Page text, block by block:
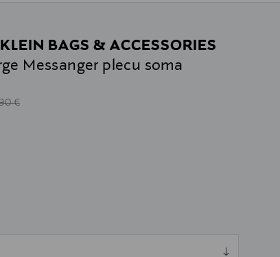
BAGS & ACCESSORIES
Messanger plecu soma
Price
€